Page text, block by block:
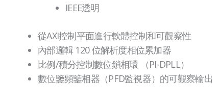
IEEE透明
從AXI控制平面進行軟體控制和可觀察性
內部邏輯 120 位解析度相位累加器
比例/積分控制數位鎖相環 （PI-DPLL）
數位鑒頻鑒相器（PFD監視器）的可觀察輸出